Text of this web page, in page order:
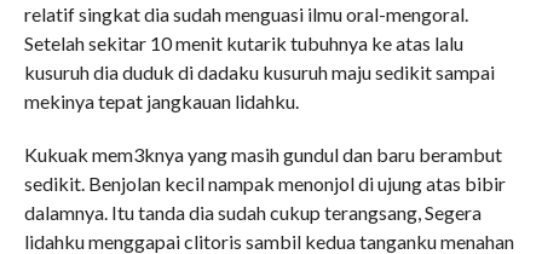
relatif singkat dia sudah menguasi ilmu oral-mengoral.
Setelah sekitar 10 menit kutarik tubuhnya ke atas lalu
kusuruh dia duduk di dadaku kusuruh maju sedikit sampai
mekinya tepat jangkauan lidahku.
Kukuak mem3knya yang masih gundul dan baru berambut
sedikit. Benjolan kecil nampak menonjol di ujung atas bibir
dalamnya. Itu tanda dia sudah cukup terangsang, Segera
lidahku menggapai clitoris sambil kedua tanganku menahan